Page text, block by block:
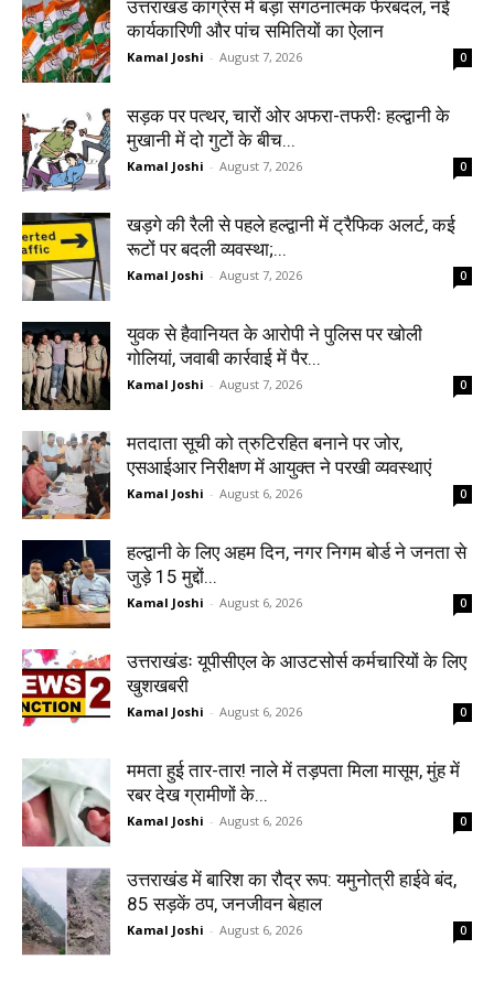
उत्तराखंड कांग्रेस में बड़ा संगठनात्मक फेरबदल, नई
कार्यकारिणी और पांच समितियों का ऐलान
Kamal Joshi - August 7, 2026 0
सड़क पर पत्थर, चारों ओर अफरा-तफरीः हल्द्वानी के
मुखानी में दो गुटों के बीच...
Kamal Joshi - August 7, 2026 0
खड़गे की रैली से पहले हल्द्वानी में ट्रैफिक अलर्ट, कई
रूटों पर बदली व्यवस्था;...
Kamal Joshi - August 7, 2026 0
युवक से हैवानियत के आरोपी ने पुलिस पर खोली
गोलियां, जवाबी कार्रवाई में पैर...
Kamal Joshi - August 7, 2026 0
मतदाता सूची को त्रुटिरहित बनाने पर जोर,
एसआईआर निरीक्षण में आयुक्त ने परखी व्यवस्थाएं
Kamal Joshi - August 6, 2026 0
हल्द्वानी के लिए अहम दिन, नगर निगम बोर्ड ने जनता से
जुड़े 15 मुद्दों...
Kamal Joshi - August 6, 2026 0
उत्तराखंडः यूपीसीएल के आउटसोर्स कर्मचारियों के लिए
खुशखबरी
Kamal Joshi - August 6, 2026 0
ममता हुई तार-तार! नाले में तड़पता मिला मासूम, मुंह में
रबर देख ग्रामीणों के...
Kamal Joshi - August 6, 2026 0
उत्तराखंड में बारिश का रौद्र रूप: यमुनोत्री हाईवे बंद,
85 सड़कें ठप, जनजीवन बेहाल
Kamal Joshi - August 6, 2026 0